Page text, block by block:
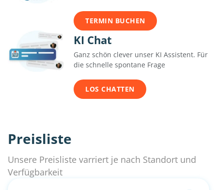
TERMIN BUCHEN
KI Chat
Ganz schön clever unser KI Assistent. Für
die schnelle spontane Frage
LOS CHATTEN
Preisliste
Unsere Preisliste varriert je nach Standort und
Verfügbarkeit